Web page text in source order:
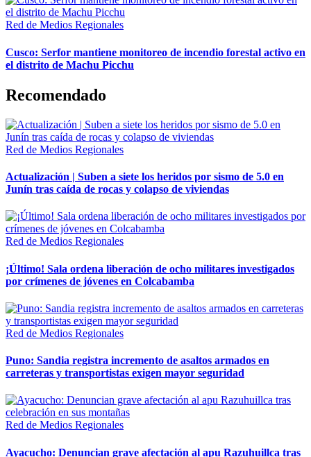
Red de Medios Regionales
Cusco: Serfor mantiene monitoreo de incendio forestal activo en
el distrito de Machu Picchu
Recomendado
Red de Medios Regionales
Actualización | Suben a siete los heridos por sismo de 5.0 en
Junín tras caída de rocas y colapso de viviendas
Red de Medios Regionales
¡Último! Sala ordena liberación de ocho militares investigados
por crímenes de jóvenes en Colcabamba
Red de Medios Regionales
Puno: Sandia registra incremento de asaltos armados en
carreteras y transportistas exigen mayor seguridad
Red de Medios Regionales
Ayacucho: Denuncian grave afectación al apu Razuhuillca tras